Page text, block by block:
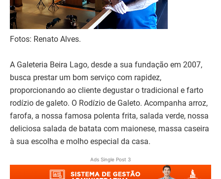
Fotos: Renato Alves.
A Galeteria Beira Lago, desde a sua fundação em 2007,
busca prestar um bom serviço com rapidez,
proporcionando ao cliente degustar o tradicional e farto
rodízio de galeto. O Rodízio de Galeto. Acompanha arroz,
farofa, a nossa famosa polenta frita, salada verde, nossa
deliciosa salada de batata com maionese, massa caseira
à sua escolha e molho especial da casa.
Ads Single Post 3